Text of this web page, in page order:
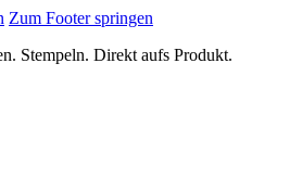
Zum Footer springen
Stempeln. Direkt aufs Produkt.